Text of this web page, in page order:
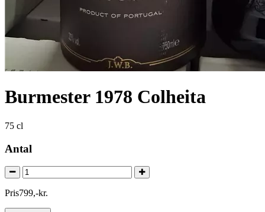
Burmester 1978 Colheita
75 cl
Antal
Pris799,-kr.